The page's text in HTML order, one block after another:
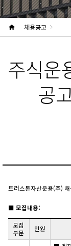
채용공고
주식운
공
트러스톤자산운용(주)
■ 모집내용:
모집
부문
인원